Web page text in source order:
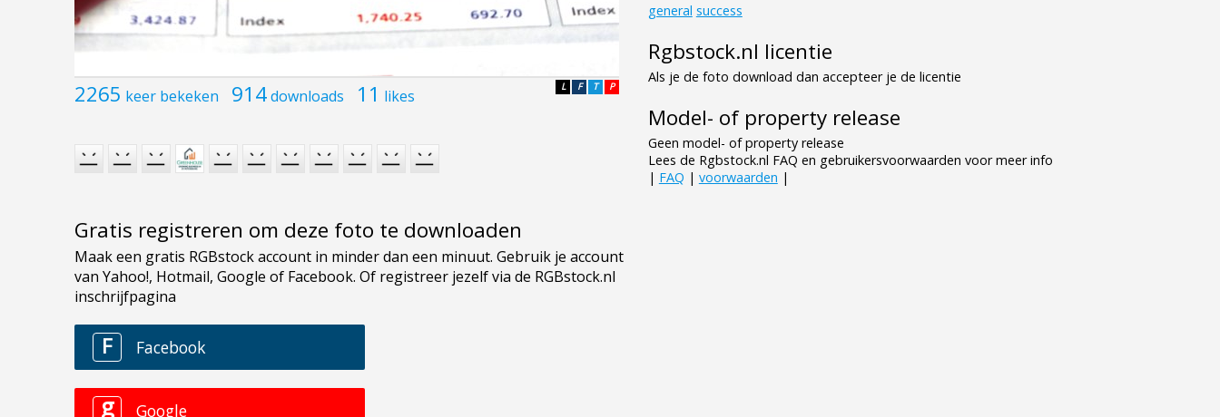
2265 keer bekeken 914downloads 11 likes P
T
F
L
Gratis registreren om deze foto te downloaden
general success
Rgbstock.nl licentie
Als je de foto download dan accepteer je de licentie
Model- of property release
Geen model- of property release
Lees de Rgbstock.nl FAQ en gebruikersvoorwaarden voor meer info
| FAQ | voorwaarden |